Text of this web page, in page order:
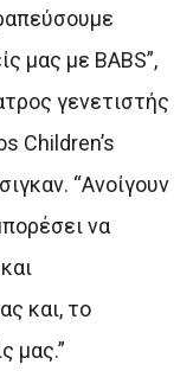
μας με BABS”,
γενετιστής
Children’s
“Ανοίγουν
να
και, το
μας.”